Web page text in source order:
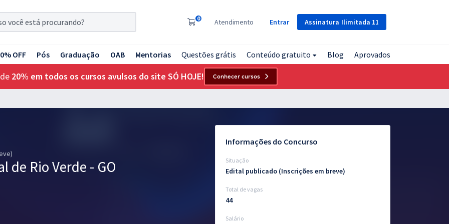
Assinatura Ilimitada 11
0 Atendimento Entrar
OFF Pós Graduação OAB Mentorias Questões grátis Conteúdo gratuito Blog Aprovados
20% em todos os cursos avulsos do site SÓ HOJE! Conhecer cursos
de Rio Verde - GO
Informações do Concurso
Situação
Edital publicado (Inscrições em breve)
Total de vagas
44
Salário